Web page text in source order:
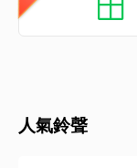
人氣鈴聲